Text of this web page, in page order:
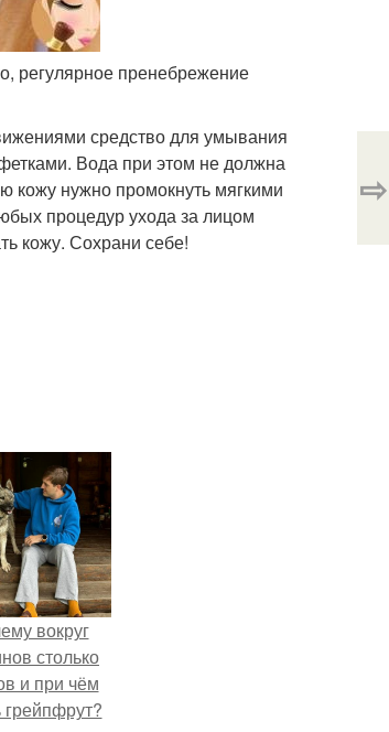
регулярное пренебрежение
средство для умывания
Вода при этом не должна
кожу нужно промокнуть мягкими
процедур ухода за лицом
кожу. Сохрани себе!
⇨
вокруг
столько
и при чём
грейпфрут?